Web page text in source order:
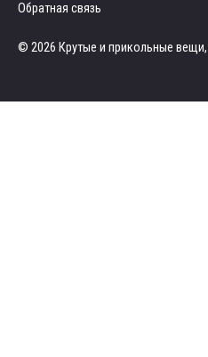
Обратная связь
© 2026 Крутые и прикольные